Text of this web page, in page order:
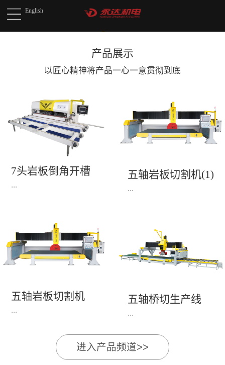
English
产品展示
以匠心精神将产品一心一意贯彻到底
7头岩板倒角开槽
机(1)
...
永达机电7头岩板倒角
开槽机，该设备采用流
水线作业，加工效率
陶瓷人造石进行直边斜
边修边倒角并开槽。
五轴岩板切割机(1)
...
1、简单易学的编程软
件，直观，快速，易
学。2、操作系统简单
稳、可靠。3、前后刀
切割，带去毛刺倒角功
面，不崩边。4、大板
平稳输送进出，切割加
五轴岩板切割机
...
1、简单易学的编程软
五轴桥切生产线
...
》》五轴桥切高配型
进入产品频道>>